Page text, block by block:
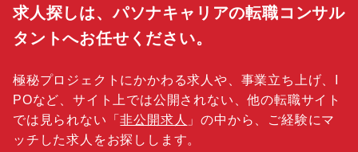
求人探しは、パソナキャリアの転職コンサル
タントへお任せください。
極秘プロジェクトにかかわる求人や、事業立ち上げ、I
POなど、サイト上では公開されない、他の転職サイト
では見られない「非公開求人 」の中から、ご経験にマ
ッチした求人をお探しします。